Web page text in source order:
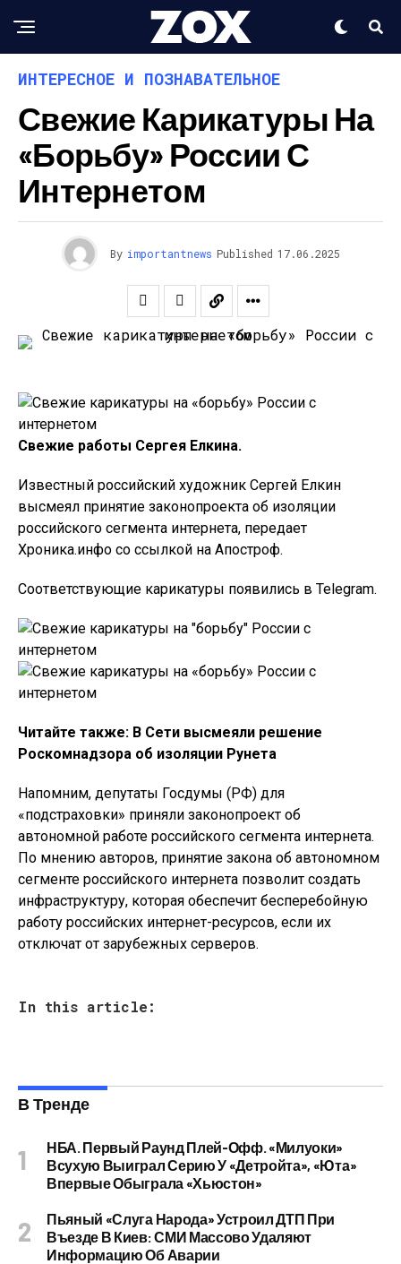
ИНТЕРЕСНОЕ И ПОЗНАВАТЕЛЬНОЕ
Свежие Карикатуры На
«борьбу» России С
Интернетом
By importantnews Published 17.06.2025
Свежие работы Сергея Елкина.
Известный российский художник Сергей Елкин
высмеял принятие законопроекта об изоляции
российского сегмента интернета, передает
Хроника.инфо со ссылкой на Апостроф.
Соответствующие карикатуры появились в Telegram.
Читайте также: В Сети высмеяли решение
Роскомнадзора об изоляции Рунета
Напомним, депутаты Госдумы (РФ) для
«подстраховки» приняли законопроект об
автономной работе российского сегмента интернета.
По мнению авторов, принятие закона об автономном
сегменте российского интернета позволит создать
инфраструктуру, которая обеспечит бесперебойную
работу российских интернет-ресурсов, если их
отключат от зарубежных серверов.
In this article:
В Тренде
НБА. Первый Раунд Плей-Офф. «Милуоки»
Всухую Выиграл Серию У «Детройта», «Юта»
Впервые Обыграла «Хьюстон»
Пьяный «слуга Народа» Устроил ДТП При
Въезде В Киев: СМИ Массово Удаляют
Информацию Об Аварии